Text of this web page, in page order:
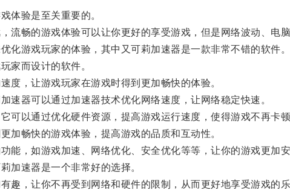
验是至关重要的。
畅的游戏体验可以让你更好的享受游戏，但是网络波动、电脑
游戏玩家的体验，其中又可莉加速器是一款非常不错的软件。
而设计的软件。
，让游戏玩家在游戏时得到更加畅快的体验。
器可以通过加速器技术优化网络速度，让网络稳定快速。
以通过优化硬件资源，提高游戏运行速度，使得游戏不再卡顿
畅快的游戏体验，提高游戏的品质和互动性。
，如游戏加速、网络优化、安全优化等等，让你的游戏更加安
速器是一个非常好的选择。
，让你不再受到网络和硬件的限制，从而更好地享受游戏的乐